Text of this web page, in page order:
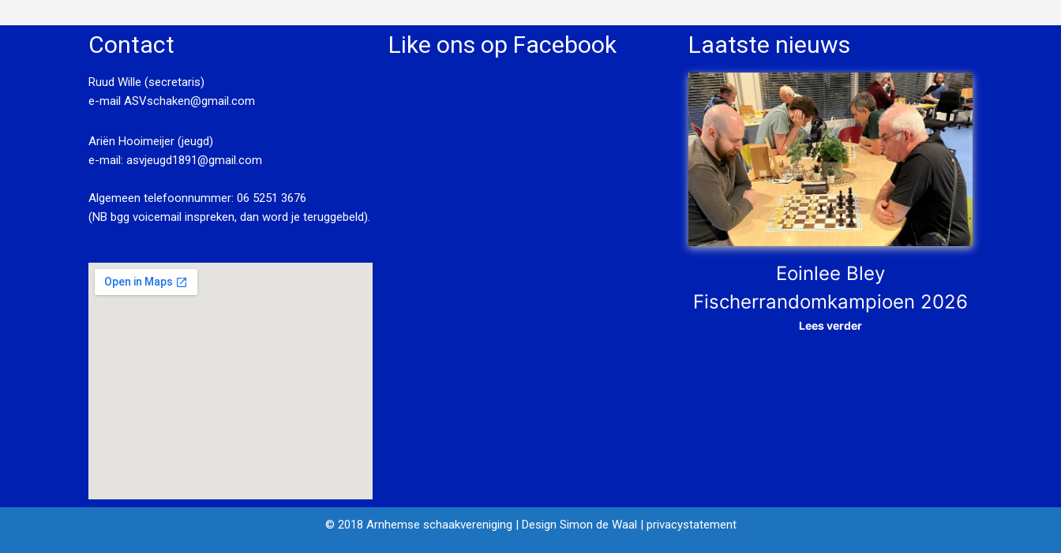
Contact
Ruud Wille (secretaris)
e-mail ASVschaken@gmail.com
Ariën Hooimeijer (jeugd)
e-mail: asvjeugd1891@gmail.com
Algemeen telefoonnummer: 06 5251 3676
(NB bgg voicemail inspreken, dan word je teruggebeld).
Like ons op Facebook Laatste nieuws
Eoinlee Bley
Fischerrandomkampioen 2026
Lees verder
© 2018 Arnhemse schaakvereniging | Design Simon de Waal | privacystatement